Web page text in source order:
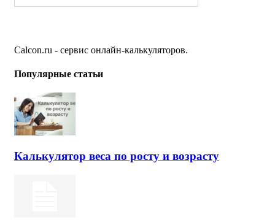
Calcon.ru - сервис онлайн-калькуляторов.
Популярные статьи
Калькулятор веса по росту и возрасту